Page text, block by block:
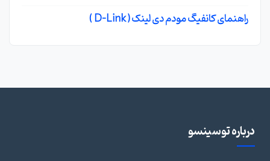
راهنمای کانفیگ مودم دی لینک ( D-Link )
درباره توسینسو